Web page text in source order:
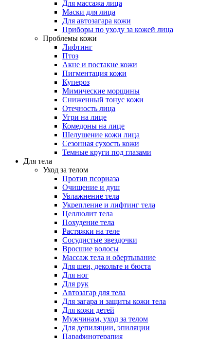
Для массажа лица
Маски для лица
Для автозагара кожи
Приборы по уходу за кожей лица
Проблемы кожи
Лифтинг
Птоз
Акне и постакне кожи
Пигментация кожи
Купероз
Мимические морщины
Сниженный тонус кожи
Отечность лица
Угри на лице
Комедоны на лице
Шелушение кожи лица
Сезонная сухость кожи
Темные круги под глазами
Для тела
Уход за телом
Против псориаза
Очищение и душ
Увлажнение тела
Укрепление и лифтинг тела
Целлюлит тела
Похудение тела
Растяжки на теле
Сосудистые звездочки
Вросшие волосы
Массаж тела и обертывание
Для шеи, декольте и бюста
Для ног
Для рук
Автозагар для тела
Для загара и защиты кожи тела
Для кожи детей
Мужчинам, уход за телом
Для депиляции, эпиляции
Парафинотерапия